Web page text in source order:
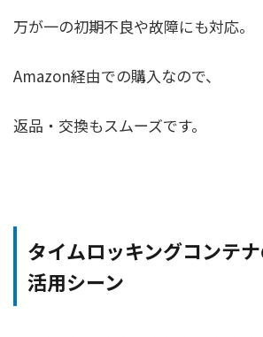
万が一の初期不良や故障にも対応。
Amazon経由での購入なので、
返品・交換もスムーズです。
タイムロッキングコンテ
活用シーン